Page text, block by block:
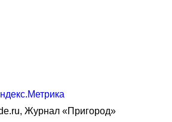
Журнал «Пригород»